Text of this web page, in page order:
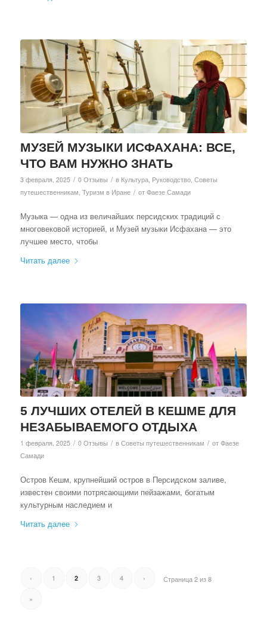
МУЗЕЙ МУЗЫКИ ИСФАХАНА: ВСЕ,
ЧТО ВАМ НУЖНО ЗНАТЬ
3 февраля, 2025 / 0 Отзывы / в Культура, Руководство, Советы
путешественникам Туризм в Иране / от Фаезе Самади
Музыка — одна из величайших персидских традиций с
многовековой историей, и Музей музыки Исфахана — это
лучшее место, чтобы
Читать далее
5 ЛУЧШИХ ОТЕЛЕЙ В КЕШМЕ ДЛЯ
НЕЗАБЫВАЕМОГО ОТДЫХА
1 февраля, 2025 / 0 Отзывы / в Советы путешественникам / от Фаезе
Самади
Остров Кешм, крупнейший остров в Персидском заливе,
известен своими потрясающими пейзажами, богатым
культурным наследием и
Читать далее
Страница 2 из 8
‹ 1 2 3 4 ›
»